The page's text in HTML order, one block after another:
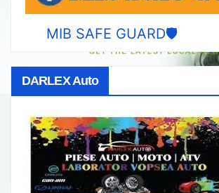
MIB SAFE GUARD🛡️
DARLEX Auto